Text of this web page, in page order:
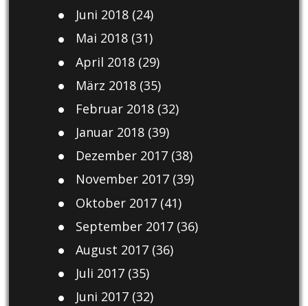
Juni 2018(24)
Mai 2018(31)
April 2018(29)
März 2018(35)
Februar 2018(32)
Januar 2018(39)
Dezember 2017(38)
November 2017(39)
Oktober 2017(41)
September 2017(36)
August 2017(36)
Juli 2017(35)
Juni 2017(32)